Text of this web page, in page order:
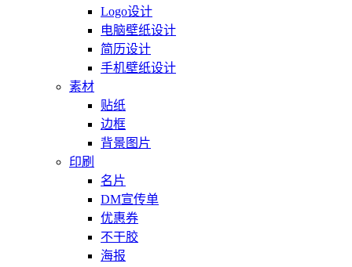
Logo设计
电脑壁纸设计
简历设计
手机壁纸设计
素材
贴纸
边框
背景图片
印刷
名片
DM宣传单
优惠券
不干胶
海报